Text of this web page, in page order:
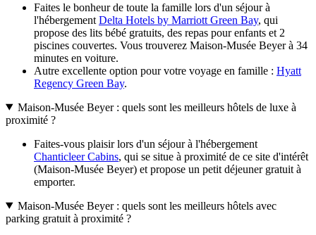
Faites le bonheur de toute la famille lors d'un séjour à
l'hébergement Delta Hotels by Marriott Green Bay, qui
propose des lits bébé gratuits, des repas pour enfants et 2
piscines couvertes. Vous trouverez Maison-Musée Beyer à 34
minutes en voiture.
Autre excellente option pour votre voyage en famille : Hyatt
Regency Green Bay.
Maison-Musée Beyer : quels sont les meilleurs hôtels de luxe à
proximité ?
Faites-vous plaisir lors d'un séjour à l'hébergement
Chanticleer Cabins, qui se situe à proximité de ce site d'intérêt
(Maison-Musée Beyer) et propose un petit déjeuner gratuit à
emporter.
Maison-Musée Beyer : quels sont les meilleurs hôtels avec
parking gratuit à proximité ?